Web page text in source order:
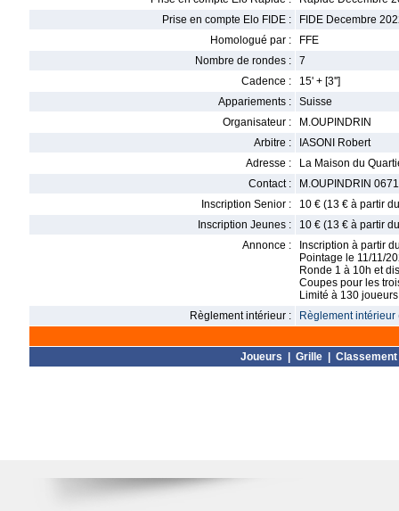
Prise en compte Elo FIDE :
FIDE Decembre
Homologué par :
FFE
Nombre de rondes :
7
Cadence :
15' + [3'']
Appariements :
Suisse
Organisateur :
M.OUPINDRIN
Arbitre :
IASONI Robert
Adresse :
La Maison du
Contact :
M.OUPINDRIN
Inscription Senior :
10 € (13 € à partir
Inscription Jeunes :
10 € (13 € à partir
Annonce :
Inscription à partir
Pointage le 11/11/
Ronde 1 à 10h et
Coupes pour les
Limité à 130
Règlement intérieur :
Règlement intérieur
Joueurs Grille Classement